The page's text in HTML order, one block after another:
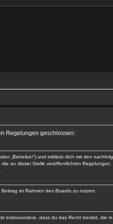
Regelungen geschlossen:
„Betreiber“) und erklärst dich mit den
an dieser Stelle veröffentlichten Regelungen.
im Rahmen des Boards zu nutzen.
insbesondere, dass du das Recht besitzt, die